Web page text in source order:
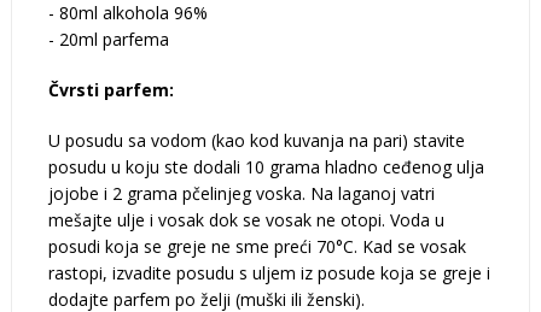
- 80ml alkohola 96%
- 20ml parfema
Čvrsti parfem:
U posudu sa vodom (kao kod kuvanja na pari) stavite
posudu u koju ste dodali 10 grama hladno ceđenog ulja
jojobe i 2 grama pčelinjeg voska. Na laganoj vatri
mešajte ulje i vosak dok se vosak ne otopi. Voda u
posudi koja se greje ne sme preći 70°C. Kad se vosak
rastopi, izvadite posudu s uljem iz posude koja se greje i
dodajte parfem po želji (muški ili ženski).